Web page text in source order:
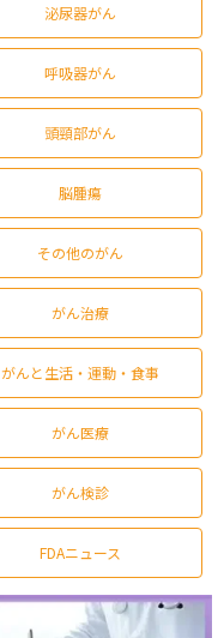
泌尿器がん
呼吸器がん
頭頸部がん
脳腫瘍
その他のがん
がん治療
がんと生活・運動・食事
がん医療
がん検診
FDAニュース